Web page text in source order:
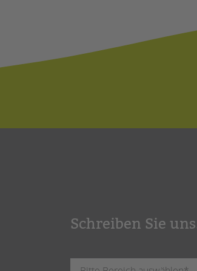
Schreiben Sie